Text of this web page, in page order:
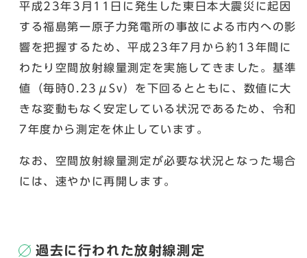
平成23年3月11日に発生した東日本大震災に起因
する福島第一原子力発電所の事故による市内への影
響を把握するため、平成23年7月から約13年間に
わたり空間放射線量測定を実施してきました。基準
値（毎時0.23μSv）を下回るとともに、数値に大
きな変動もなく安定している状況であるため、令和
7年度から測定を休止しています。
なお、空間放射線量測定が必要な状況となった場合
には、速やかに再開します。
過去に行われた放射線測定